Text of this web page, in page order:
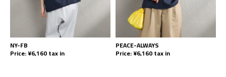
NY-FB
Price: ¥6,160 tax in
PEACE-ALWAYS
Price: ¥6,160 tax in